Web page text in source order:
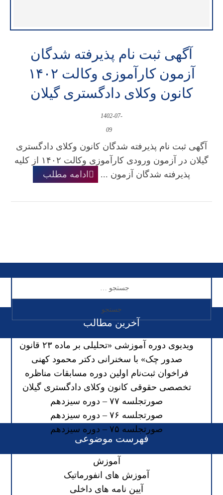
آگهی ثبت نام پذیرفته شدگان
آزمون کارآموزی وکالت ۱۴۰۲
کانون وکلای دادگستری گیلان
1402-07-
09
آگهی ثبت نام پذیرفته شدگان کانون وکلای دادگستری
گیلان در آزمون ورودی کارآموزی وکالت ۱۴۰۲ از کلیه
پذیرفته شدگان آزمون ...
ادامه مطلب
آخرین مطالب
ویدیوی دوره آموزشی «تحلیلی بر ماده ۲۳ قانون
صدور چک» با سخنرانی دکتر محمود کهنی
فراخوان ثبت‌نام اولین دوره مسابقات مناظره
تخصصی حقوقی کانون وکلای دادگستری گیلان
صورتجلسه ۷۷ – دوره سیزدهم
صورتجلسه ۷۶ – دوره سیزدهم
صورتجلسه ۷۵ – دوره سیزدهم
فهرست موضوعی
آموزش
آموزش های انفورماتیک
آیین نامه های داخلی